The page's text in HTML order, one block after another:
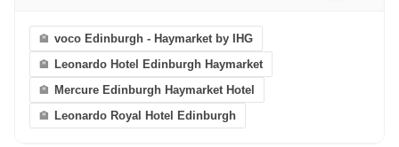
voco Edinburgh - Haymarket by IHG
Leonardo Hotel Edinburgh Haymarket
Mercure Edinburgh Haymarket Hotel
Leonardo Royal Hotel Edinburgh